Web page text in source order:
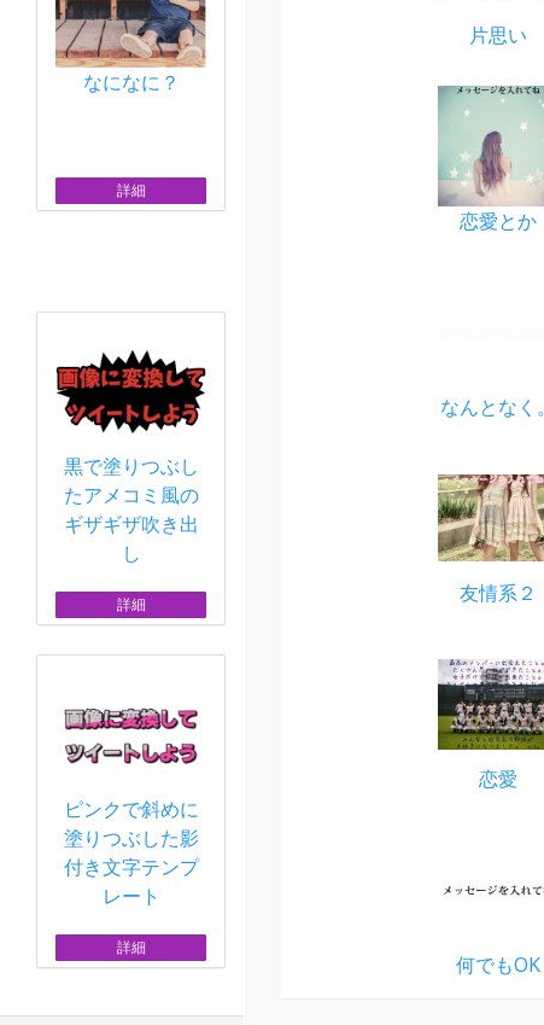
なになに？
詳細
黒で塗りつぶし
たアメコミ風の
ギザギザ吹き出
し
詳細
ピンクで斜めに
塗りつぶした影
付き文字テンプ
レート
詳細
片思い
恋愛とか
なんとなく。
友情系２
恋愛
何でもOK